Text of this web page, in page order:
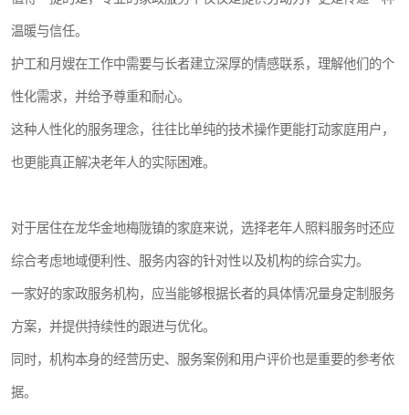
温暖与信任。
护工和月嫂在工作中需要与长者建立深厚的情感联系，理解他们的个
性化需求，并给予尊重和耐心。
这种人性化的服务理念，往往比单纯的技术操作更能打动家庭用户，
也更能真正解决老年人的实际困难。
对于居住在龙华金地梅陇镇的家庭来说，选择老年人照料服务时还应
综合考虑地域便利性、服务内容的针对性以及机构的综合实力。
一家好的家政服务机构，应当能够根据长者的具体情况量身定制服务
方案，并提供持续性的跟进与优化。
同时，机构本身的经营历史、服务案例和用户评价也是重要的参考依
据。